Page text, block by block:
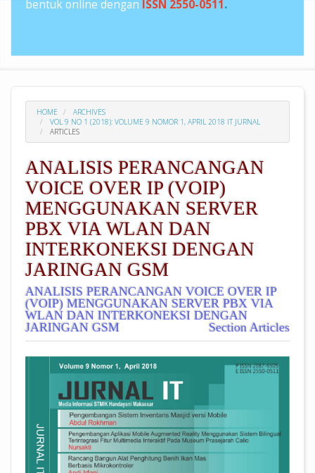
bentuk online denganISSN 2550-0511.
HOME
ARCHIVES
VOL 9 NO 1 (2018): VOLUME 9 NOMOR 1, APRIL 2018 IT JURNAL
ARTICLES
ANALISIS PERANCANGAN
VOICE OVER IP (VOIP)
MENGGUNAKAN SERVER
PBX VIA WLAN DAN
INTERKONEKSI DENGAN
JARINGAN GSM
ANALISIS PERANCANGAN VOICE OVER IP
(VOIP) MENGGUNAKAN SERVER PBX VIA
WLAN DAN INTERKONEKSI DENGAN
JARINGAN GSM
Section Articles